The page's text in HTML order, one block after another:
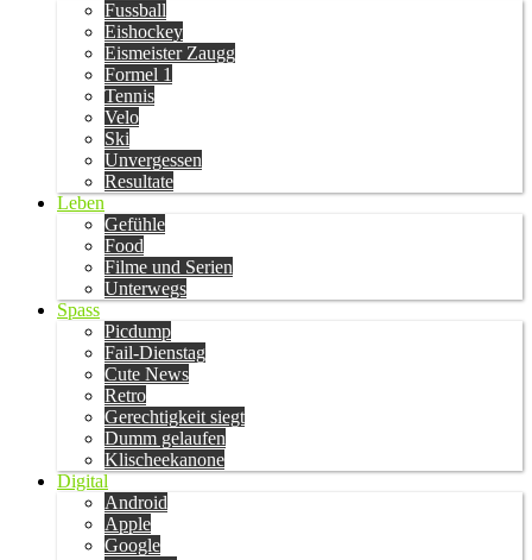
Fussball
Eishockey
Eismeister Zaugg
Formel 1
Tennis
Velo
Ski
Unvergessen
Resultate
Leben
Gefühle
Food
Filme und Serien
Unterwegs
Spass
Picdump
Fail-Dienstag
Cute News
Retro
Gerechtigkeit siegt
Dumm gelaufen
Klischeekanone
Digital
Android
Apple
Google